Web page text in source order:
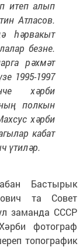
итеп алып
Атласов.
һәрвакыт
безне.
рәхмәт
1995-1997
хәрби
полкын
хәрби
кабат
үтиләр.
Бастырык
та Совет
заманда СССР
фотограф
топографик